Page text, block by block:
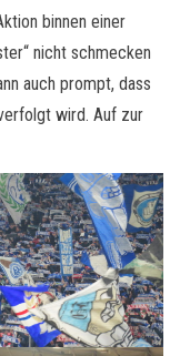
binnen einer
nicht schmecken
auch prompt, dass
wird. Auf zur